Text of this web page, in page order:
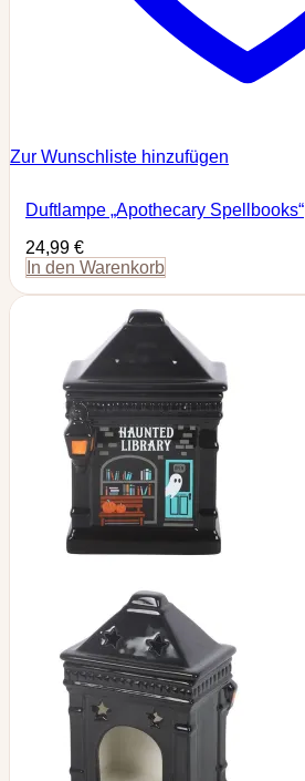
Zur Wunschliste hinzufügen
Duftlampe „Apothecary Spellbooks“
24,99 €
In den Warenkorb